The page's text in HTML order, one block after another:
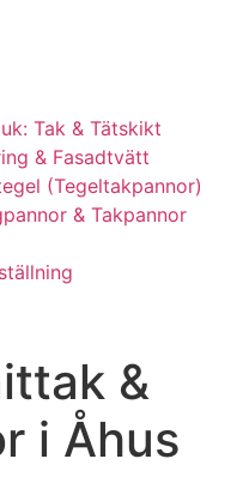
Tak & Tätskikt
& Fasadtvätt
(Tegeltakpannor)
& Takpannor
&
i Åhus